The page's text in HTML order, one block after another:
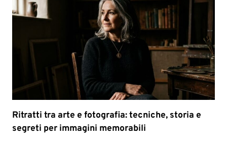
Ritratti tra arte e fotografia: tecniche, storia e
segreti per immagini memorabili